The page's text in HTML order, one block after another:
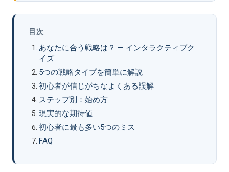
目次
あなたに合う戦略は？ — インタラクティブク
イズ
5つの戦略タイプを簡単に解説
初心者が信じがちなよくある誤解
ステップ別：始め方
現実的な期待値
初心者に最も多い5つのミス
FAQ